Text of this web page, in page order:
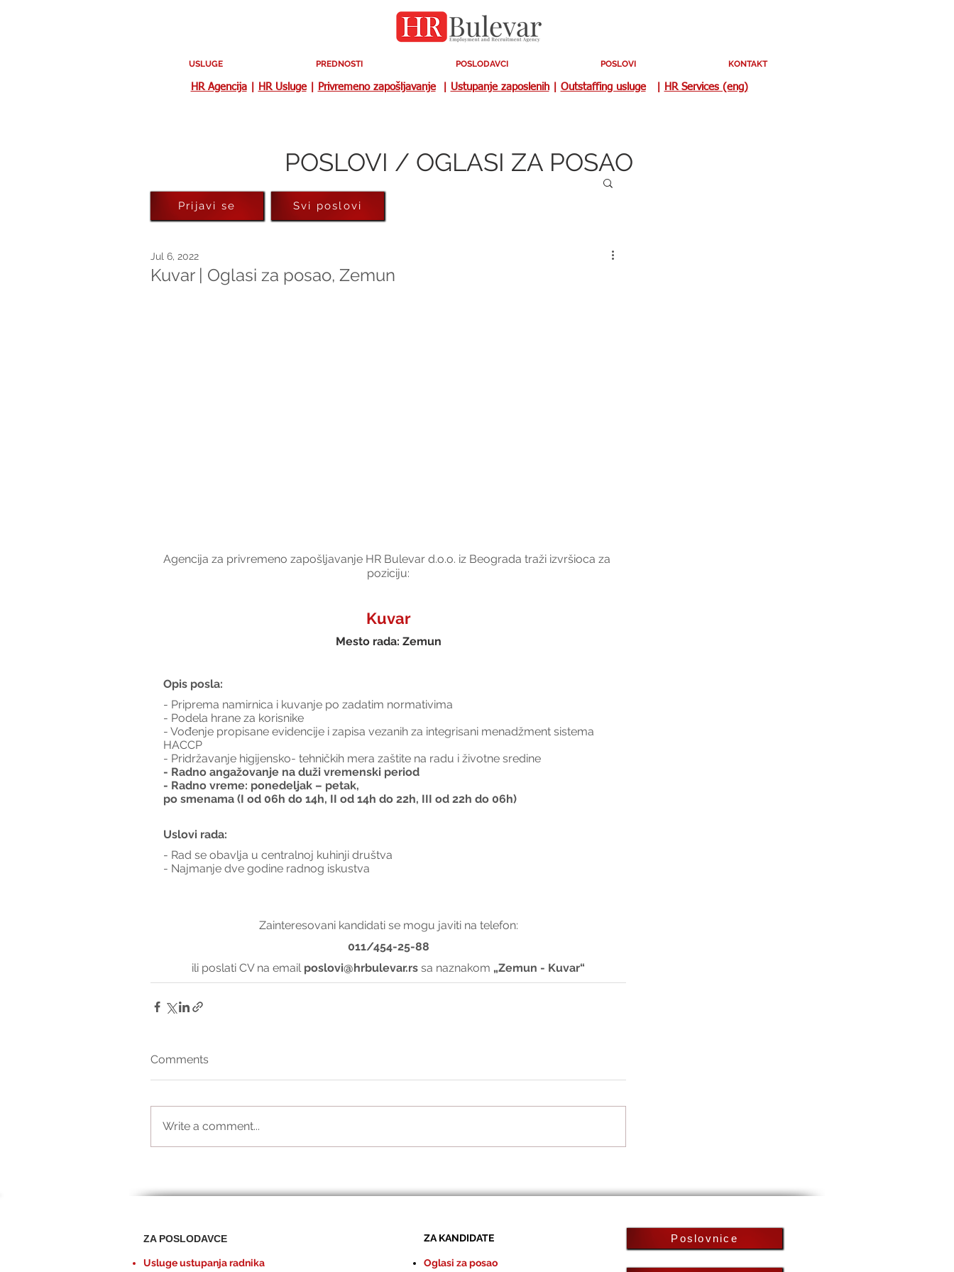
USLUGE PREDNOSTI POSLODAVCI POSLOVI KONTAKT
HR Agencija| HR Usluge| Privremeno zapošljavanje| Ustupanje zaposlenih| Outstaffing usluge| HR Services (eng)
POSLOVI / OGLASI ZA POSAO
Kuvar | Oglasi za posao, Zemun
Jul 6, 2022
Agencija za privremeno zapošljavanje HR Bulevar d.o.o. iz Beograda traži izvršioca za
poziciju:
Kuvar
Mesto rada: Zemun
Opis posla:
- Priprema namirnica i kuvanje po zadatim normativima
- Podela hrane za korisnike
- Vođenje propisane evidencije i zapisa vezanih za integrisani menadžment sistema
HACCP
- Pridržavanje higijensko- tehničkih mera zaštite na radu i životne sredine
- Radno angažovanje na duži vremenski period
- Radno vreme: ponedeljak – petak,
po smenama (I od 06h do 14h, II od 14h do 22h, III od 22h do 06h)
Uslovi rada:
- Rad se obavlja u centralnoj kuhinji društva
- Najmanje dve godine radnog iskustva
Zainteresovani kandidati se mogu javiti na telefon:
011/454-25-88
ili poslati CV na email poslovi@hrbulevar.rs sa naznakom „Zemun - Kuvar“
Comments
Write a comment...
Prijavi se Svi poslovi
ZA POSLODAVCE
Usluge ustupanja radnika
ZA KANDIDATE
Oglasi za posao
Poslovnice